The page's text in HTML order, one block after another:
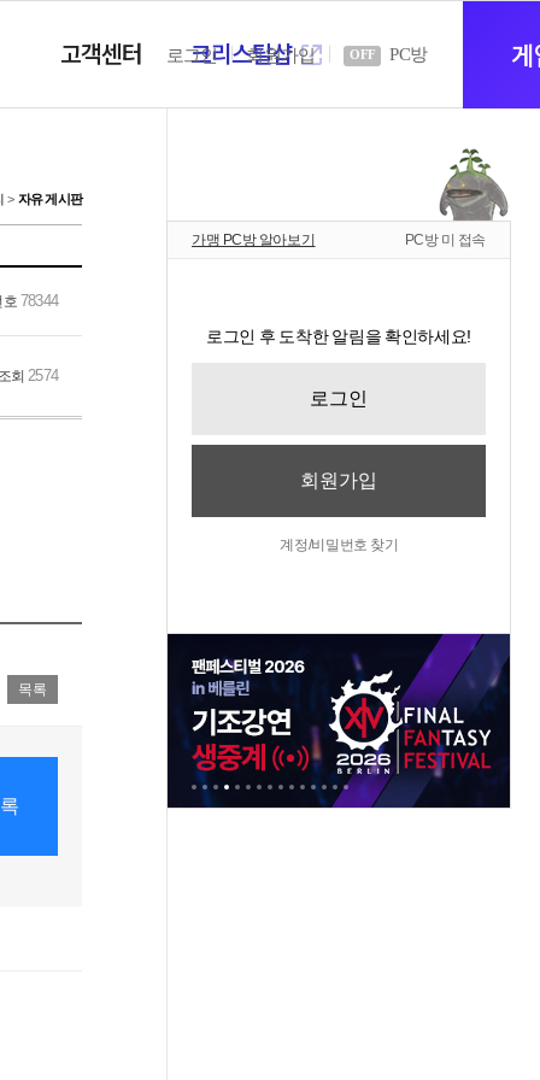
고객센터 크리스탈샵새
로그인 회원가입 OFF PC방
자유 게시판
호78344
조회 2574
가맹 PC방 알아보기 PC방 미 접속
로그인 후 도착한 알림을 확인하세요!
로그인
회원가입
계정/비밀번호 찾기